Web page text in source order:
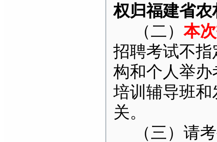
权归福建省
（二） 本
招聘考试不
构和个人举
培训辅导班
关。
（三） 请